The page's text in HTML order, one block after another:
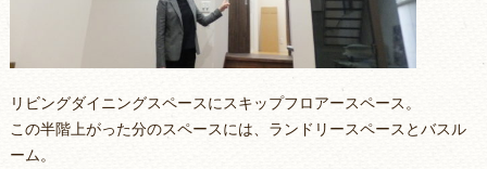
リビングダイニングスペースにスキップフロアースペース。
この半階上がった分のスペースには、ランドリースペースとバスル
ーム。